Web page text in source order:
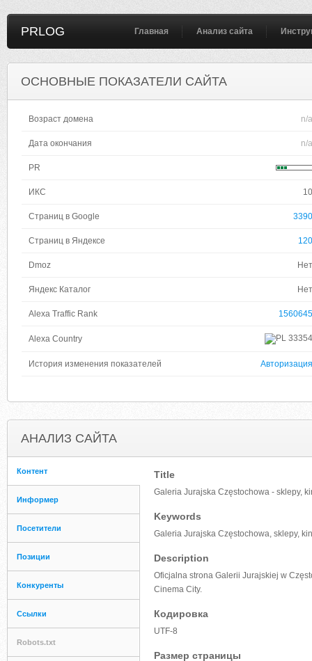
PRLOG Главная Анализ сайта
ОСНОВНЫЕ ПОКАЗАТЕЛИ САЙТА
Возраст домена n/a
Дата окончания n/a
PR
ИКС 10
Страниц в Google 3390
Страниц в Яндексе 120
Dmoz Нет
Яндекс Каталог Нет
Alexa Traffic Rank 1560645
Alexa Country 33354
История изменения показателей Авторизация
АНАЛИЗ САЙТА
Контент
Информер
Посетители
Позиции
Конкуренты
Ссылки
Robots.txt
Title
Galeria Jurajska Częstochowa - sklepy,
Keywords
Galeria Jurajska Częstochowa, sklepy,
Description
Oficjalna strona Galerii Jurajskiej w
Cinema City.
Кодировка
UTF-8
Размер страницы